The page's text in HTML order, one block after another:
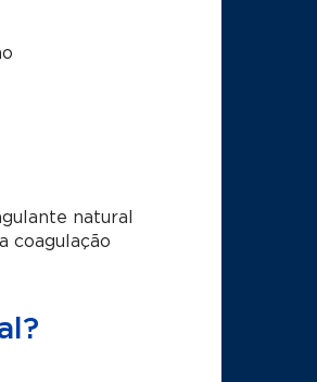
natural
coagulação